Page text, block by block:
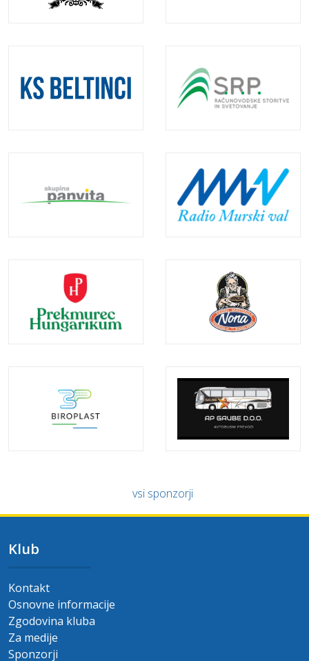
vsi sponzorji
Klub
Kontakt
Osnovne informacije
Zgodovina kluba
Za medije
Sponzorji